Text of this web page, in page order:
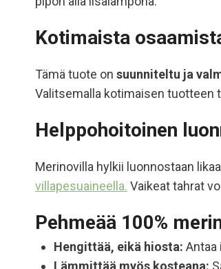
Kotimaista
Tämä tuote on suunniteltu ja
Valitsemalla kotimaisen tuotteen
Helppohoitoinen
Merinovilla hylkii luonnostaan
villapesuaineella. Vaikeat tahrat
Pehmeää 100%
Hengittää, eikä hiosta: Antaa
Lämmittää myös kosteana: